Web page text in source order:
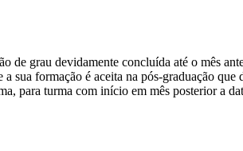
de grau devidamente concluída até o mês
formação é aceita na pós-graduação
para turma com início em mês posterior a